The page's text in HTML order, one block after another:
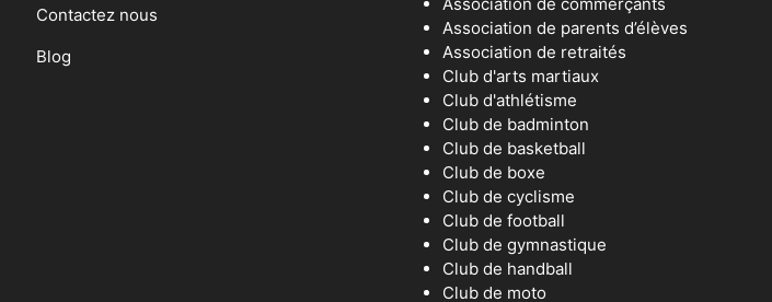
Contactez nous
Blog
Association de parents d’élèves
Association de retraités
Club d'arts martiaux
Club d'athlétisme
Club de badminton
Club de basketball
Club de boxe
Club de cyclisme
Club de football
Club de gymnastique
Club de handball
Club de moto